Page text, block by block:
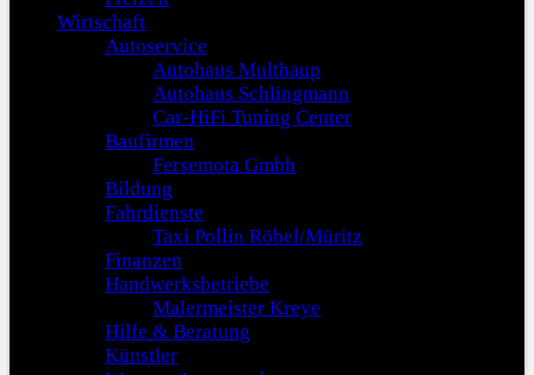
Wirtschaft
Autoservice
Autohaus Multhaup
Autohaus Schlingmann
Car-HiFi Tuning Center
Baufirmen
Fersemota Gmbh
Bildung
Fahrdienste
Taxi Pollin Röbel/Müritz
Finanzen
Handwerksbetriebe
Malermeister Kreye
Hilfe & Beratung
Künstler